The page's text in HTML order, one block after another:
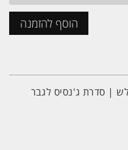
הוסף להזמנה
| סדרת ג'נסיס לגבר